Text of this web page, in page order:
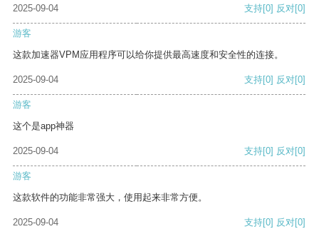
2025-09-04
支持[0] 反对[0]
游客
这款加速器VPM应用程序可以给你提供最高速度和安全性的连接。
2025-09-04 支持[0] 反对[0]
游客
这个是app神器
2025-09-04 支持[0] 反对[0]
游客
这款软件的功能非常强大，使用起来非常方便。
2025-09-04 支持[0] 反对[0]